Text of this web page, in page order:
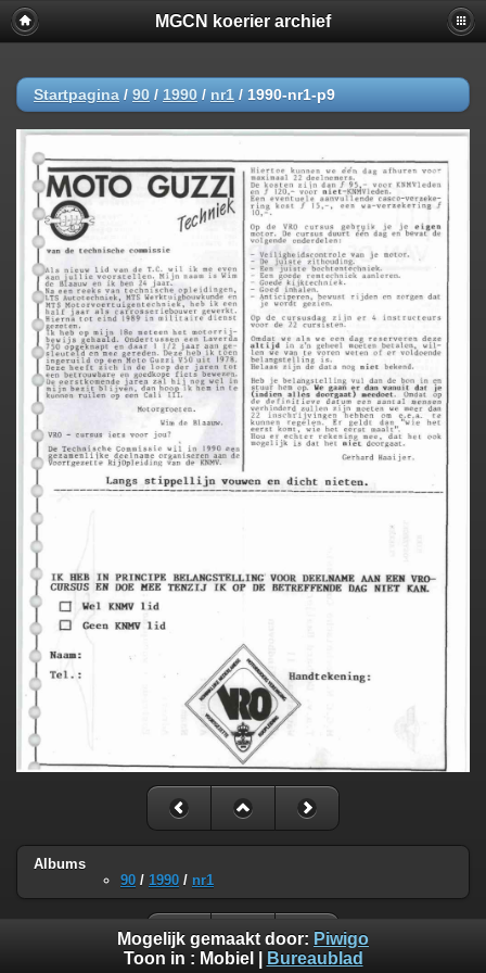
MGCN koerier archief
Startpagina / 90 / 1990 / nr1 / 1990-nr1-p9
Albums
90 / 1990 / nr1
Mogelijk gemaakt door: Piwigo
Toon in : Mobiel Bureaublad